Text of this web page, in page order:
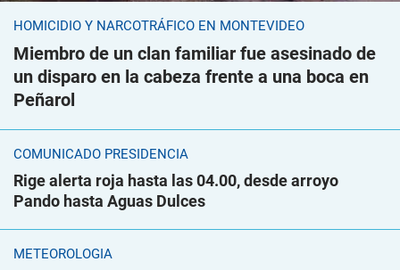
HOMICIDIO Y NARCOTRÁFICO EN MONTEVIDEO
Miembro de un clan familiar fue asesinado de
un disparo en la cabeza frente a una boca en
Peñarol
COMUNICADO PRESIDENCIA
Rige alerta roja hasta las 04.00, desde arroyo
Pando hasta Aguas Dulces
METEOROLOGÍA